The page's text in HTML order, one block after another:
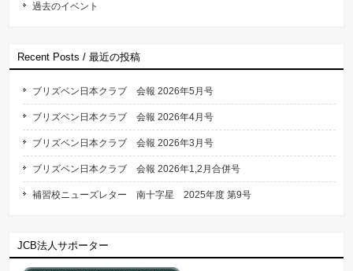
過去のイベント
Recent Posts / 最近の投稿
ブリズベン日本クラブ 会報 2026年5月号
ブリズベン日本クラブ 会報 2026年4月号
ブリズベン日本クラブ 会報 2026年3月号
ブリズベン日本クラブ 会報 2026年1,2月合併号
補習校ニューズレター 南十字星 2025年度 第9号
JCB法人サポーター